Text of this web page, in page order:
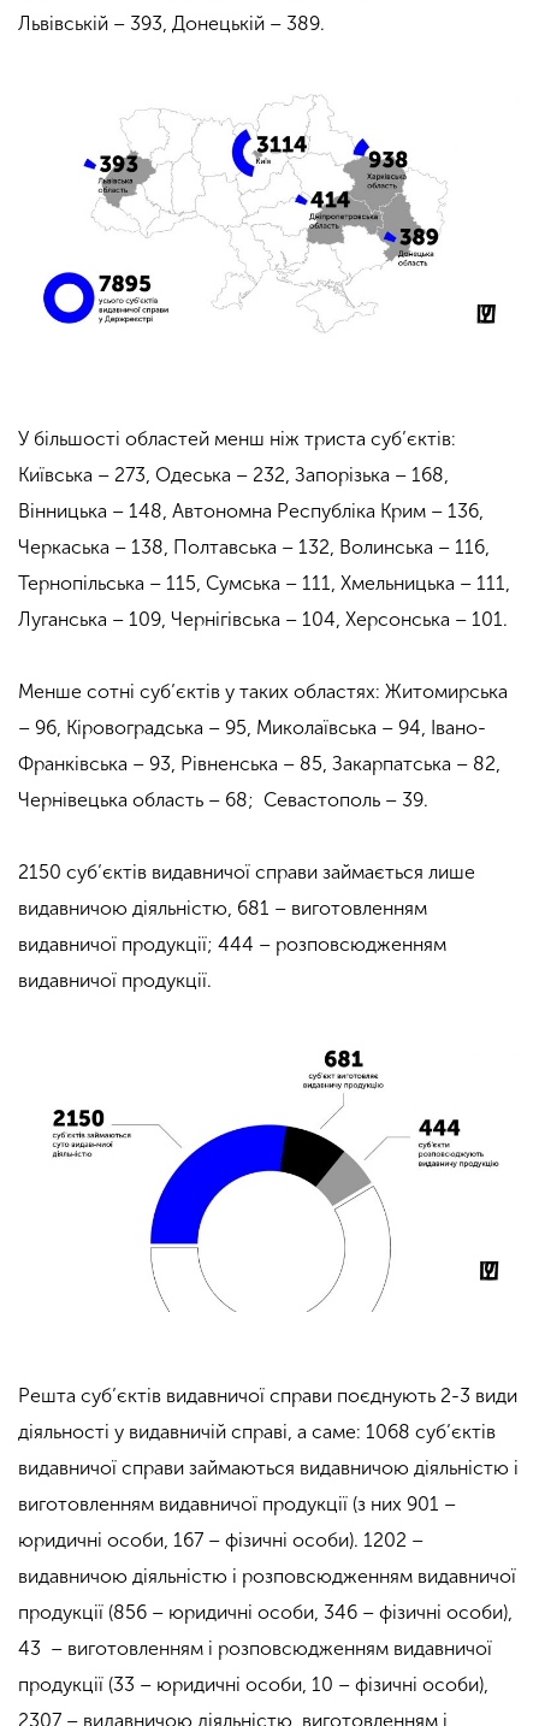
Львівській – 393, Донецькій – 389.
У більшості областей менш ніж триста суб’єктів:
Київська – 273, Одеська – 232, Запорізька – 168,
Вінницька – 148, Автономна Республіка Крим – 136,
Черкаська – 138, Полтавська – 132, Волинська – 116,
Тернопільська – 115, Сумська – 111, Хмельницька – 111,
Луганська – 109, Чернігівська – 104, Херсонська – 101.
Менше сотні суб’єктів у таких областях: Житомирська
– 96, Кіровоградська – 95, Миколаївська – 94, Івано-
Франківська – 93, Рівненська – 85, Закарпатська – 82,
Чернівецька область – 68; Севастополь – 39.
2150 суб’єктів видавничої справи займається лише
видавничою діяльністю, 681 – виготовленням
видавничої продукції; 444 – розповсюдженням
видавничої продукції.
Решта суб’єктів видавничої справи поєднують 2-3 види
діяльності у видавничій справі, а саме: 1068 суб’єктів
видавничої справи займаються видавничою діяльністю і
виготовленням видавничої продукції (з них 901 –
юридичні особи, 167 – фізичні особи). 1202 –
видавничою діяльністю і розповсюдженням видавничої
продукції (856 – юридичні особи, 346 – фізичні особи),
43 – виготовленням і розповсюдженням видавничої
продукції (33 – юридичні особи, 10 – фізичні особи),
2307 – видавничою діяльністю, виготовленням і